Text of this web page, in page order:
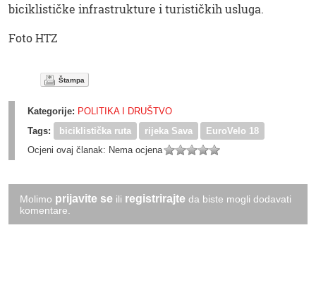
biciklističke infrastrukture i turističkih usluga.
Foto HTZ
Štampa
Kategorije: POLITIKA I DRUŠTVO
Tags:
biciklistička ruta rijeka Sava
EuroVelo 18
Ocjeni ovaj članak: Nema ocjena
Molimo prijavite se ili registrirajte da biste mogli dodavati
komentare.